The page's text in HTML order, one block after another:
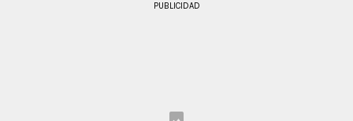
PUBLICIDAD